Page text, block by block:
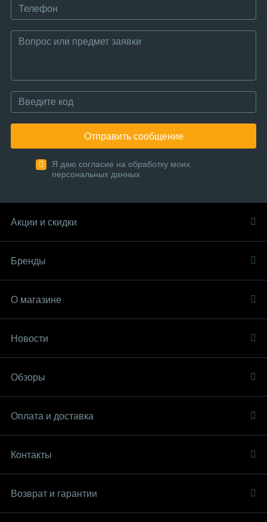
Отправить сообщение
Я даю согласие на обработку моих
персональных данных
Акции и скидки
Бренды
О магазине
Новости
Обзоры
Оплата и доставка
Контакты
Возврат и гарантии